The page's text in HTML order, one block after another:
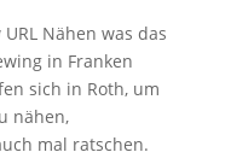
Nähen was das
in Franken
sich in Roth, um
nähen,
mal ratschen.